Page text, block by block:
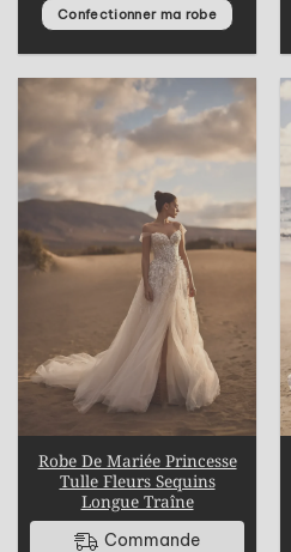
Confectionner ma robe
Robe De Mariée Princesse
Tulle Fleurs Sequins
Longue Traîne
Commande